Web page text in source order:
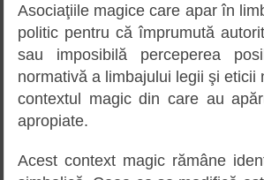
Asociaţiile magice care apar în
politic pentru că împrumută
sau imposibilă perceperea
normativă a limbajului legii şi
contextul magic din care au
apropiate.
Acest context magic rămâne